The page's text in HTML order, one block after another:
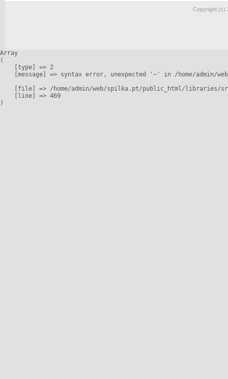
Copyright (c)
Array
(
    [type] => 2
[message] => syntax error, unexpected '~' in /home/admin/
[file] => /home/admin/web/spilka.pt/public_html/libraries/
    [line] => 469